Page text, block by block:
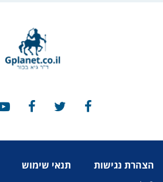
הצהרת נגישות תנאי שימוש